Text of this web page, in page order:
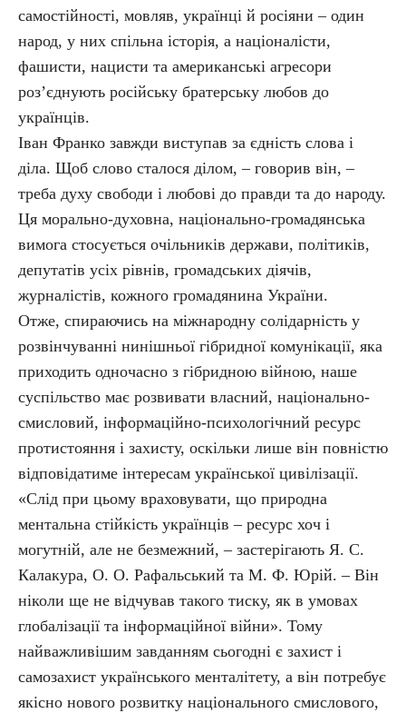
самостійності, мовляв, українці й росіяни – один
народ, у них спільна історія, а націоналісти,
фашисти, нацисти та американські агресори
роз’єднують російську братерську любов до
українців.
Іван Франко завжди виступав за єдність слова і
діла. Щоб слово сталося ділом, – говорив він, –
треба духу свободи і любові до правди та до народу.
Ця морально-духовна, національно-громадянська
вимога стосується очільників держави, політиків,
депутатів усіх рівнів, громадських діячів,
журналістів, кожного громадянина України.
Отже, спираючись на міжнародну солідарність у
розвінчуванні нинішньої гібридної комунікації, яка
приходить одночасно з гібридною війною, наше
суспільство має розвивати власний, національно-
смисловий, інформаційно-психологічний ресурс
протистояння і захисту, оскільки лише він повністю
відповідатиме інтересам української цивілізації.
«Слід при цьому враховувати, що природна
ментальна стійкість українців – ресурс хоч і
могутній, але не безмежний, – застерігають Я. С.
Калакура, О. О. Рафальський та М. Ф. Юрій. – Він
ніколи ще не відчував такого тиску, як в умовах
глобалізації та інформаційної війни». Тому
найважливішим завданням сьогодні є захист і
самозахист українського менталітету, а він потребує
якісно нового розвитку національного смислового,